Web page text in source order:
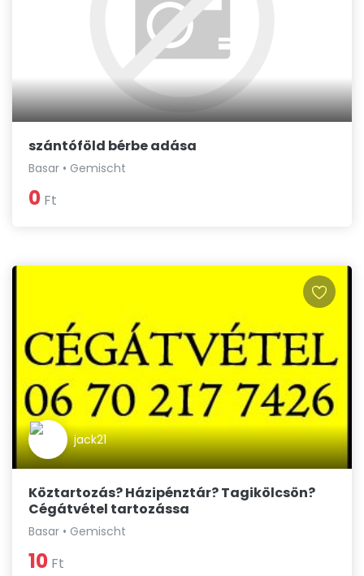
szántóföld bérbe adása
Basar • Gemischt
0 Ft
jack21
Köztartozás? Házipénztár? Tagikölcsön?
Cégátvétel tartozássa
Basar • Gemischt
10 Ft